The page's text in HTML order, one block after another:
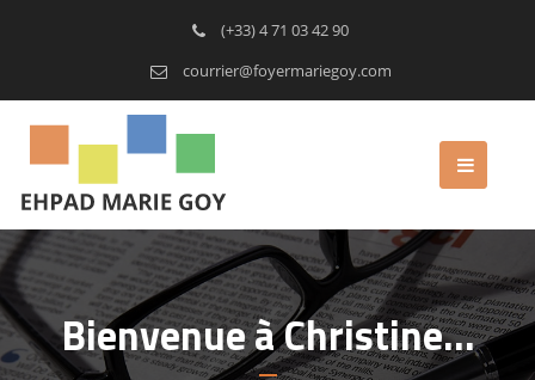
(+33) 4 71 03 42 90
courrier@foyermariegoy.com
Bienvenue à Christine…